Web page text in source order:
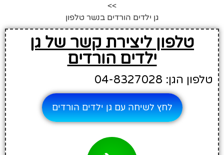
>>
גן ילדים הורדים בנשר טלפון
טלפון ליצירת קשר של גן
ילדים הורדים
טלפון הגן: 04-8327028
לחץ לשיחה עם גן ילדים הורדים